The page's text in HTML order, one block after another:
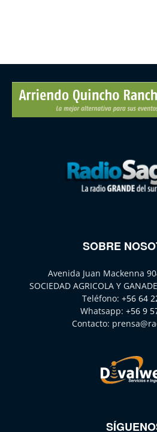
SOBRE
Avenida Juan Mackenna
SOCIEDAD AGRICOLA Y
Teléfono: +56 64
Whatsapp: +56 9
Contacto: